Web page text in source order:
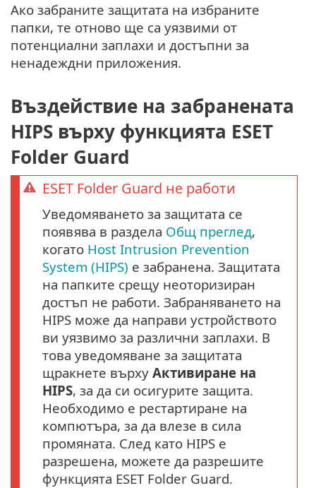
Ако забраните защитата на избраните
папки, те отново ще са уязвими от
потенциални заплахи и достъпни за
ненадеждни приложения.
Въздействие на забранената
HIPS върху функцията ESET
Folder Guard
ESET Folder Guard не работи
Уведомяването за защитата се
появява в раздела Общ преглед,
когато Host Intrusion Prevention
System (HIPS) е забранена. Защитата
на папките срещу неоторизиран
достъп не работи. Забраняването на
HIPS може да направи устройството
ви уязвимо за различни заплахи. В
това уведомяване за защитата
щракнете върху Активиране на
HIPS, за да си осигурите защита.
Необходимо е рестартиране на
компютъра, за да влезе в сила
промяната. След като HIPS е
разрешена, можете да разрешите
функцията ESET Folder Guard.